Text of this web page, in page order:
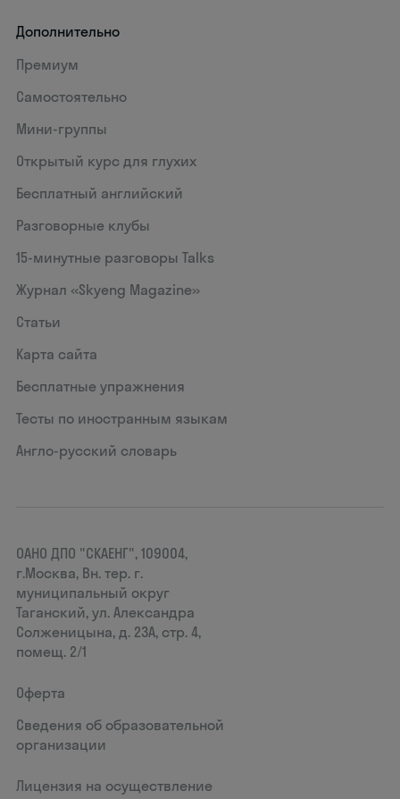
Дополнительно
Премиум
Самостоятельно
Мини-группы
Открытый курс для глухих
Бесплатный английский
Разговорные клубы
15‑минутные разговоры Talks
Журнал «Skyeng Magazine»
Статьи
Карта сайта
Бесплатные упражнения
Тесты по иностранным языкам
Англо-русский словарь
ОАНО ДПО "СКАЕНГ", 109004,
г.Москва, Вн. тер. г.
муниципальный округ
Таганский, ул. Александра
Солженицына, д. 23А, стр. 4,
помещ. 2/1
Оферта
Сведения об образовательной
организации
Лицензия на осуществление